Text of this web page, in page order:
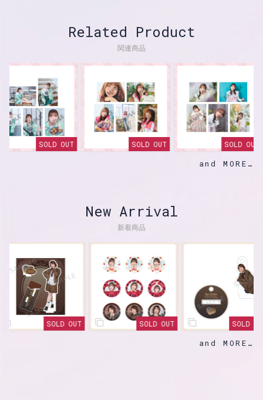
Related Product
関連商品
SOLD OUT SOLD OUT SOLD OUT
and MORE
New Arrival
新着商品
SOLD OUT SOLD OUT SOLD OUT
and MORE